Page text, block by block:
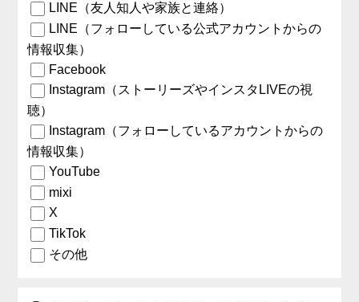
LINE（友人知人や家族と連絡）
LINE（フォローしている公式アカウントからの
情報収集）
Facebook
Instagram（ストーリーズやインスタLIVEの視
聴）
Instagram（フォローしているアカウントからの
情報収集）
YouTube
mixi
X
TikTok
その他